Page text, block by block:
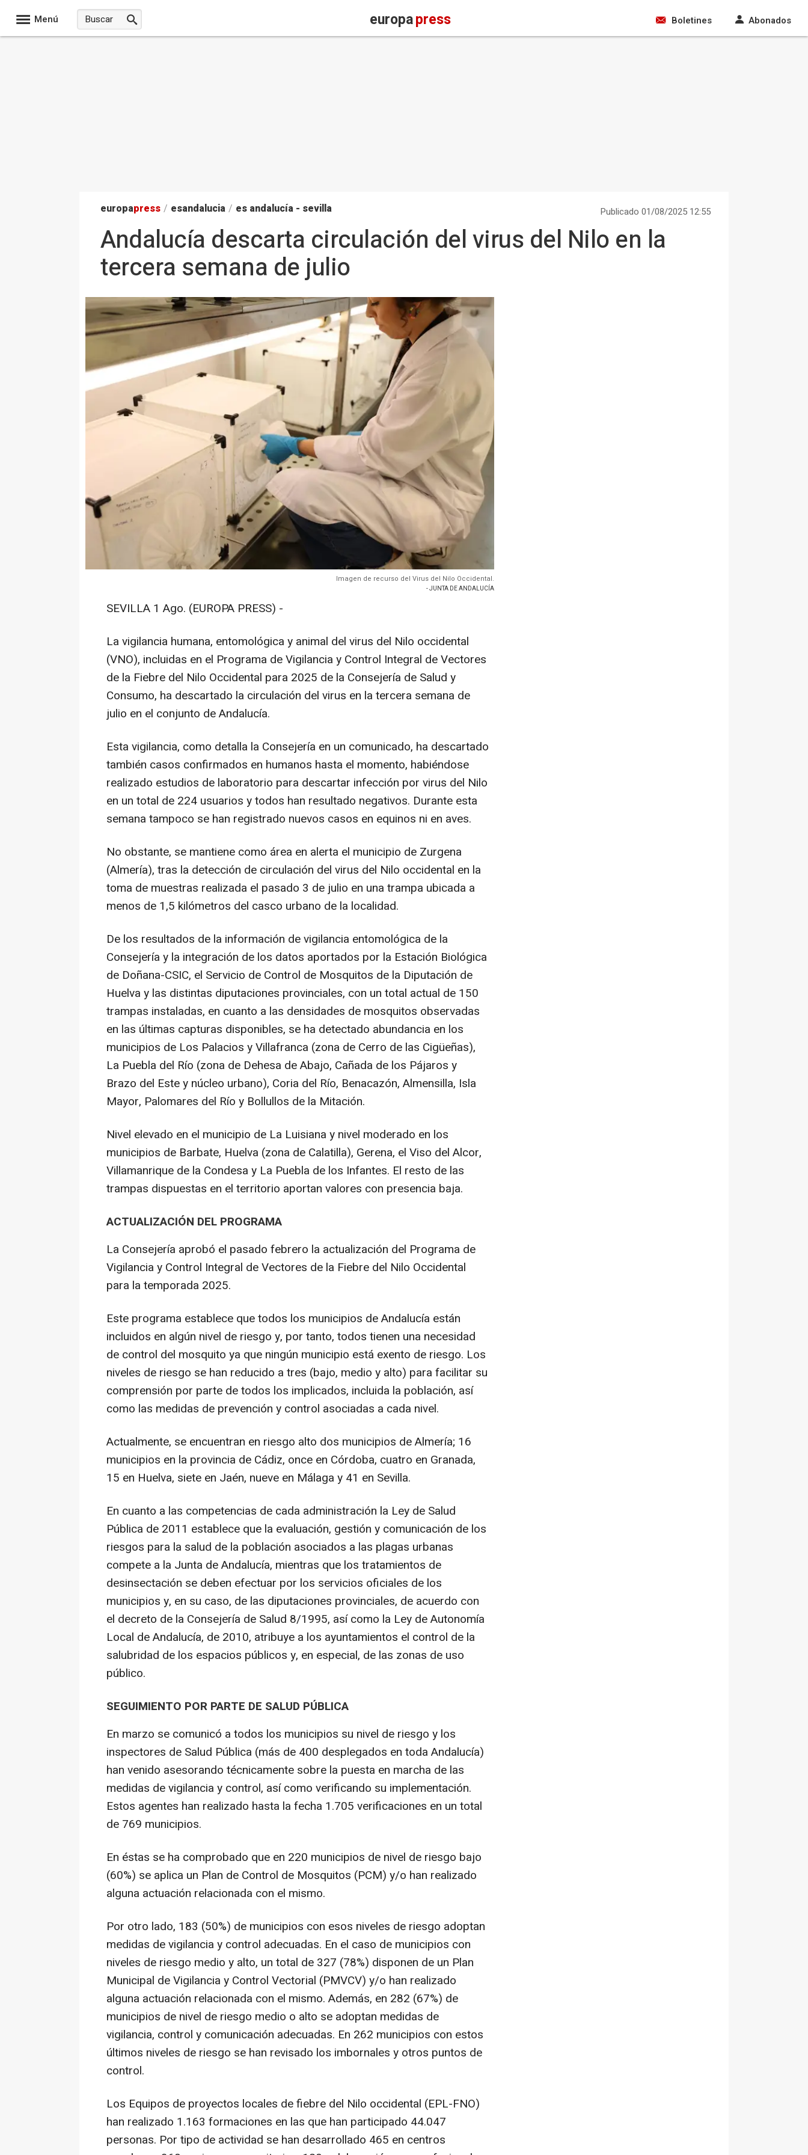
Menú europapress Boletines Abonados
europapress / esandalucia / es andalucía - sevilla Publicado 01/08/2025 12:55
Andalucía descarta circulación del virus del Nilo en la
tercera semana de julio
Imagen de recurso del Virus del Nilo Occidental.
- JUNTA DE ANDALUCÍA
SEVILLA 1 Ago. (EUROPA PRESS) -
La vigilancia humana, entomológica y animal del virus del Nilo occidental
(VNO), incluidas en el Programa de Vigilancia y Control Integral de Vectores
de la Fiebre del Nilo Occidental para 2025 de la Consejería de Salud y
Consumo, ha descartado la circulación del virus en la tercera semana de
julio en el conjunto de Andalucía.
Esta vigilancia, como detalla la Consejería en un comunicado, ha descartado
también casos confirmados en humanos hasta el momento, habiéndose
realizado estudios de laboratorio para descartar infección por virus del Nilo
en un total de 224 usuarios y todos han resultado negativos. Durante esta
semana tampoco se han registrado nuevos casos en equinos ni en aves.
No obstante, se mantiene como área en alerta el municipio de Zurgena
(Almería), tras la detección de circulación del virus del Nilo occidental en la
toma de muestras realizada el pasado 3 de julio en una trampa ubicada a
menos de 1,5 kilómetros del casco urbano de la localidad.
De los resultados de la información de vigilancia entomológica de la
Consejería y la integración de los datos aportados por la Estación Biológica
de Doñana-CSIC, el Servicio de Control de Mosquitos de la Diputación de
Huelva y las distintas diputaciones provinciales, con un total actual de 150
trampas instaladas, en cuanto a las densidades de mosquitos observadas
en las últimas capturas disponibles, se ha detectado abundancia en los
municipios de Los Palacios y Villafranca (zona de Cerro de las Cigüeñas),
La Puebla del Río (zona de Dehesa de Abajo, Cañada de los Pájaros y
Brazo del Este y núcleo urbano), Coria del Río, Benacazón, Almensilla, Isla
Mayor, Palomares del Río y Bollullos de la Mitación.
Nivel elevado en el municipio de La Luisiana y nivel moderado en los
municipios de Barbate, Huelva (zona de Calatilla), Gerena, el Viso del Alcor,
Villamanrique de la Condesa y La Puebla de los Infantes. El resto de las
trampas dispuestas en el territorio aportan valores con presencia baja.
ACTUALIZACIÓN DEL PROGRAMA
La Consejería aprobó el pasado febrero la actualización del Programa de
Vigilancia y Control Integral de Vectores de la Fiebre del Nilo Occidental
para la temporada 2025.
Este programa establece que todos los municipios de Andalucía están
incluidos en algún nivel de riesgo y, por tanto, todos tienen una necesidad
de control del mosquito ya que ningún municipio está exento de riesgo. Los
niveles de riesgo se han reducido a tres (bajo, medio y alto) para facilitar su
comprensión por parte de todos los implicados, incluida la población, así
como las medidas de prevención y control asociadas a cada nivel.
Actualmente, se encuentran en riesgo alto dos municipios de Almería; 16
municipios en la provincia de Cádiz, once en Córdoba, cuatro en Granada,
15 en Huelva, siete en Jaén, nueve en Málaga y 41 en Sevilla.
En cuanto a las competencias de cada administración la Ley de Salud
Pública de 2011 establece que la evaluación, gestión y comunicación de los
riesgos para la salud de la población asociados a las plagas urbanas
compete a la Junta de Andalucía, mientras que los tratamientos de
desinsectación se deben efectuar por los servicios oficiales de los
municipios y, en su caso, de las diputaciones provinciales, de acuerdo con
el decreto de la Consejería de Salud 8/1995, así como la Ley de Autonomía
Local de Andalucía, de 2010, atribuye a los ayuntamientos el control de la
salubridad de los espacios públicos y, en especial, de las zonas de uso
público.
SEGUIMIENTO POR PARTE DE SALUD PÚBLICA
En marzo se comunicó a todos los municipios su nivel de riesgo y los
inspectores de Salud Pública (más de 400 desplegados en toda Andalucía)
han venido asesorando técnicamente sobre la puesta en marcha de las
medidas de vigilancia y control, así como verificando su implementación.
Estos agentes han realizado hasta la fecha 1.705 verificaciones en un total
de 769 municipios.
En éstas se ha comprobado que en 220 municipios de nivel de riesgo bajo
(60%) se aplica un Plan de Control de Mosquitos (PCM) y/o han realizado
alguna actuación relacionada con el mismo.
Por otro lado, 183 (50%) de municipios con esos niveles de riesgo adoptan
medidas de vigilancia y control adecuadas. En el caso de municipios con
niveles de riesgo medio y alto, un total de 327 (78%) disponen de un Plan
Municipal de Vigilancia y Control Vectorial (PMVCV) y/o han realizado
alguna actuación relacionada con el mismo. Además, en 282 (67%) de
municipios de nivel de riesgo medio o alto se adoptan medidas de
vigilancia, control y comunicación adecuadas. En 262 municipios con estos
últimos niveles de riesgo se han revisado los imbornales y otros puntos de
control.
Los Equipos de proyectos locales de fiebre del Nilo occidental (EPL-FNO)
han realizado 1.163 formaciones en las que han participado 44.047
personas. Por tipo de actividad se han desarrollado 465 en centros